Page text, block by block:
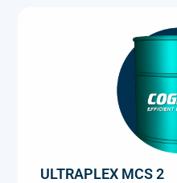
ULTRAPLEX MCS 2